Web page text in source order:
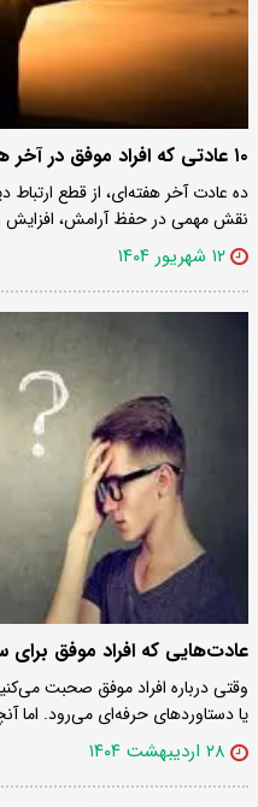
۱۰ عادتی که افراد موفق در آخر هفته رعایت می‌کنند
ده عادت آخر هفته‌ای، از قطع
نقش مهمی در حفظ آرامش، افزایش
۱۲ شهریور ۱۴۰۴
عادت‌هایی که افراد موفق برای
وقتی درباره افراد موفق صحبت
یا دستاوردهای حرفه‌ای می‌رود. اما
۲۸ اردیبهشت ۱۴۰۴